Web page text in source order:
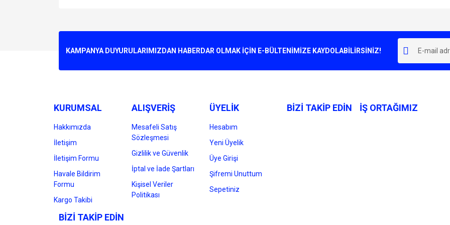
Ürün resmi kalitesiz, bozuk veya görüntülenemiyor.
Bu ürüne benzer farklı alternatifler olmalı.
KAMPANYA DUYURULARIMIZDAN HABERDAR OLMAK İÇİN E-BÜLTENİMİZE KAYDOLABİLİRSİNİZ!
KURUMSAL
Hakkımızda
İletişim
İletişim Formu
Havale Bildirim
Formu
Kargo Takibi
ALIŞVERİŞ
Mesafeli Satış
Sözleşmesi
Gizlilik ve Güvenlik
İptal ve İade Şartları
Kişisel Veriler
Politikası
ÜYELİK
Hesabım
Yeni Üyelik
Üye Girişi
Şifremi Unuttum
Sepetiniz
BİZİ TAKİP EDİN İŞ ORTAĞIMIZ
BİZİ TAKİP EDİN